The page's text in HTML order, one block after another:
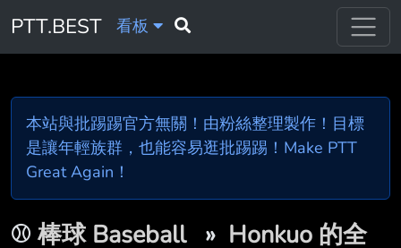
PTT.BEST 看板
本站與批踢踢官方無關！由粉絲整理製作！目標
是讓年輕族群，也能容易逛批踢踢！Make PTT
Great Again！
⚾ 棒球 Baseball » Honkuo 的全